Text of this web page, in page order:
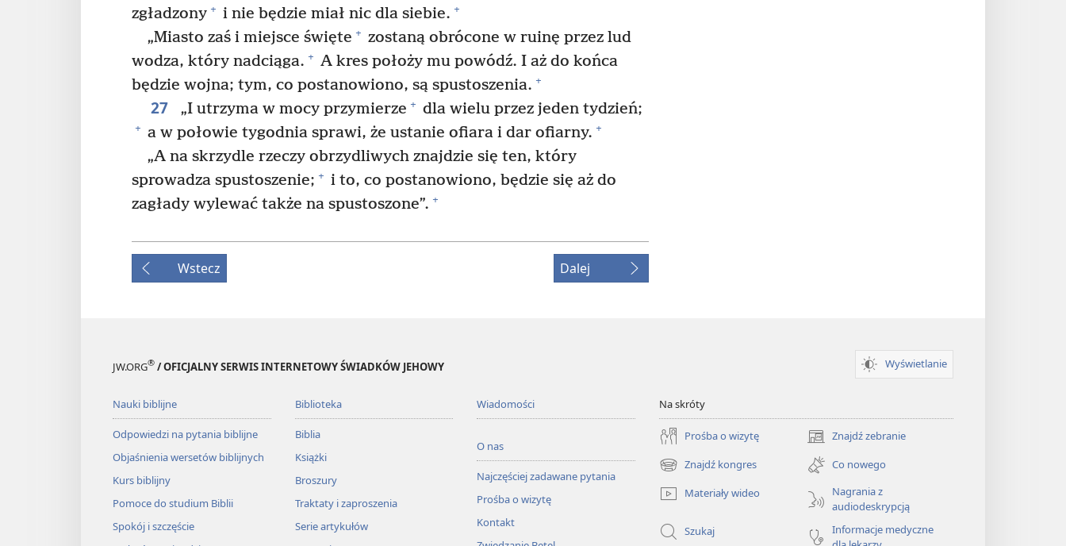
zgładzony + i nie będzie miał nic dla siebie. +
„Miasto zaś i miejsce święte + zostaną obrócone w ruinę przez lud
wodza, który nadciąga. + A kres położy mu powódź. I aż do końca
będzie wojna; tym, co postanowiono, są spustoszenia. +
27 „I utrzyma w mocy przymierze + dla wielu przez jeden tydzień;
+ a w połowie tygodnia sprawi, że ustanie ofiara i dar ofiarny. +
„A na skrzydle rzeczy obrzydliwych znajdzie się ten, który
sprowadza spustoszenie; + i to, co postanowiono, będzie się aż do
zagłady wylewać także na spustoszone”. +
Wstecz Dalej
JW.ORG® / OFICJALNY SERWIS INTERNETOWY ŚWIADKÓW JEHOWY Wyświetlanie
Nauki biblijne
Odpowiedzi na pytania biblijne
Objaśnienia wersetów biblijnych
Kurs biblijny
Pomoce do studium Biblii
Spokój i szczęście
Biblioteka
Biblia
Książki
Broszury
Traktaty i zaproszenia
Serie artykułów
Wiadomości
O nas
Najczęściej zadawane pytania
Prośba o wizytę
Kontakt
Na skróty
Prośba o wizytę Znajdź zebranie
(opens
new
window)
Znajdź kongres
(opens
new
window)
Co nowego
Materiały wideo
Nagrania z
audiodeskrypcją
Szukaj
Informacje medyczne